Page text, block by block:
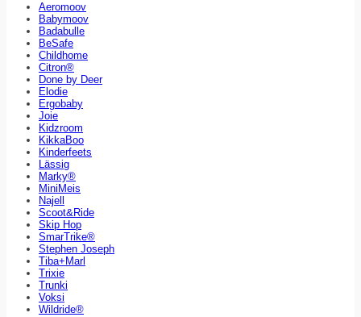
Aeromoov
Babymoov
Badabulle
BeSafe
Childhome
Citron®
Done by Deer
Elodie
Ergobaby
Joie
Kidzroom
KikkaBoo
Kinderfeets
Lässig
Marky®
MiniMeis
Najell
Scoot&Ride
Skip Hop
SmarTrike®
Stephen Joseph
Tiba+Marl
Trixie
Trunki
Voksi
Wildride®